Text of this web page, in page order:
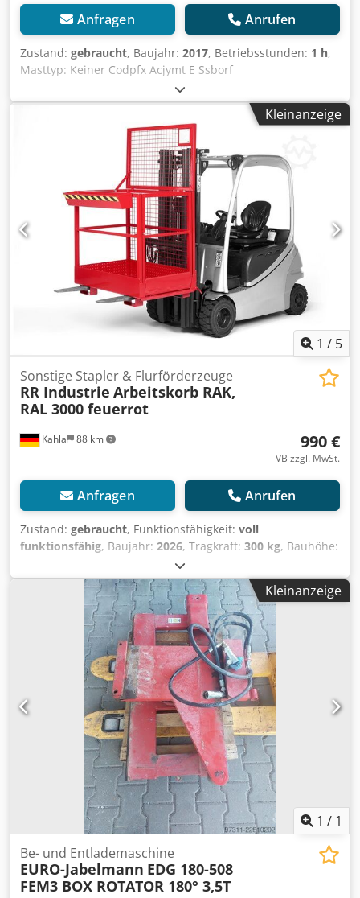
Anfragen Anrufen
Zustand: gebraucht, Baujahr: 2017, Betriebsstunden: 1 h,
Masttyp: Keiner Codpfx Acjymt E Ssborf
Kleinanzeige
1 / 5
Kahla 88 km
Sonstige Stapler & Flurförderzeuge
RR Industrie Arbeitskorb RAK,
RAL 3000 feuerrot
990 €
VB zzgl. MwSt.
Anfragen Anrufen
Zustand: gebraucht, Funktionsfähigkeit: voll
funktionsfähig, Baujahr: 2026, Tragkraft: 300 kg, Bauhöhe:
, Zustand Technisch: sehr gut Cjdjymt Hcepfx
Acberf
Kleinanzeige
1 / 1
Be- und Entlademaschine
EURO-Jabelmann EDG 180-508
FEM3 BOX ROTATOR 180° 3,5T